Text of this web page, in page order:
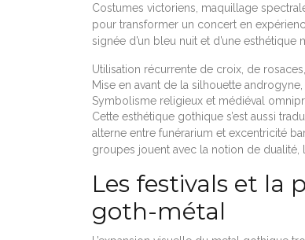
Costumes victoriens, maquillage
pour transformer un concert en
signée d’un bleu nuit et d’une
Utilisation récurrente de croix, de
Mise en avant de la silhouette
Symbolisme religieux et médiéval
Cette esthétique gothique s’est aussi
alterne entre funérarium et excentricité
groupes jouent avec la notion de dualité,
Les festivals et la
goth-métal